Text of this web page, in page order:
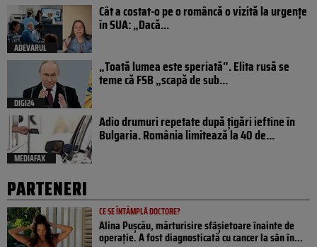
ADEVARUL
Cât a costat-o pe o româncă o vizită la urgențe
în SUA: „Dacă...
DIGI24
„Toată lumea este speriată”. Elita rusă se
teme că FSB „scapă de sub...
MEDIAFAX
Adio drumuri repetate după țigări ieftine în
Bulgaria. România limitează la 40 de...
PARTENERI
CE SE ÎNTÂMPLĂ DOCTORE?
Alina Pușcău, mărturisire sfâșietoare înainte de
operație. A fost diagnosticată cu cancer la sân în...